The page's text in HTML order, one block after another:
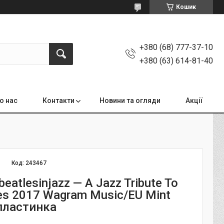
Кошик
+380 (68) 777-37-10
+380 (63) 614-81-40
нас Контакти Новини та огляди Акції
Код: 243467
— A Jazz Tribute To
2017 Wagram Music/EU Mint